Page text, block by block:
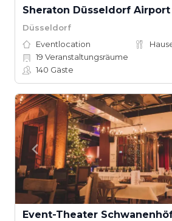
Sheraton Düsseldorf
Düsseldorf
Eventlocation
19 Veranstaltungsräume
140 Gäste
Event-Theater